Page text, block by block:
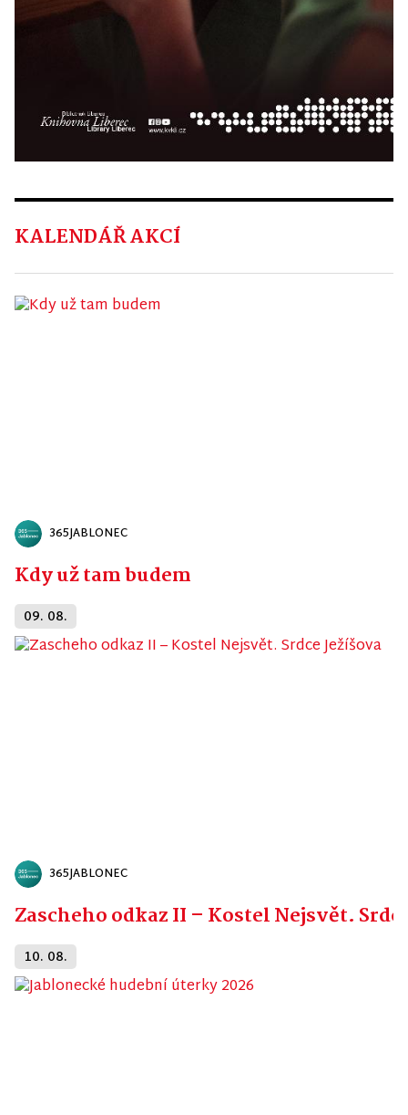
KALENDÁŘ AKCÍ
365JABLONEC
Kdy už tam budem
09. 08.
365JABLONEC
Zascheho odkaz II – Kostel Nejsvět.
10. 08.